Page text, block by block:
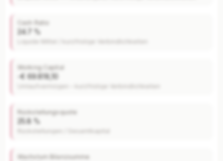
Cash Ratio
24.7 %
Working Capital
-€ 69.818,10
Rückstellungsquote
25.8 %
Wachstum Bilanzsumme